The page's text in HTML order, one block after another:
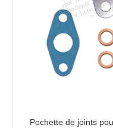
Pochette de joints